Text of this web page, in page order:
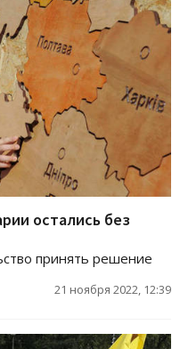
остались без
принять решение
21 ноября 2022, 12:39